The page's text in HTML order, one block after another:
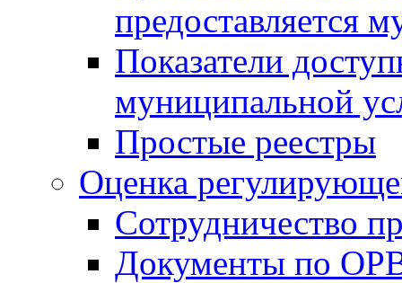
предоставляется
Показатели
муниципальной
Простые реестры
Оценка
Сотрудничество
Документы по